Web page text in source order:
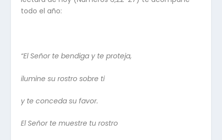
todo el año:
“El Señor te bendiga y te proteja,
ilumine su rostro sobre ti
y te conceda su favor.
El Señor te muestre tu rostro